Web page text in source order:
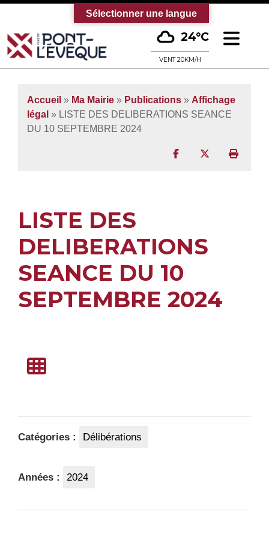
Bienvenue sur le site officiel de la
24°C
VENT 20KM/H
Accueil » Ma Mairie » Publications » Affichage
légal » LISTE DES DELIBERATIONS SEANCE
DU 10 SEPTEMBRE 2024
Partager surPartager sur
LISTE DES
DELIBERATIONS
SEANCE DU 10
SEPTEMBRE 2024
Catégories : Délibérations
Années : 2024
Sélectionner une langue